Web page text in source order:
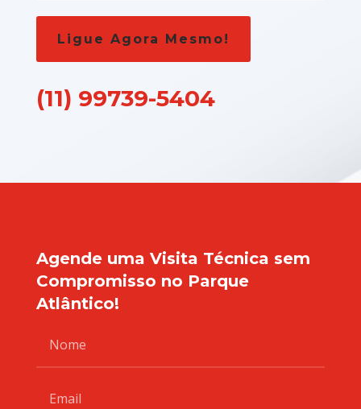
Ligue Agora Mesmo!
(11) 99739-5404
Agende uma Visita Técnica sem
Compromisso no Parque
Atlântico!